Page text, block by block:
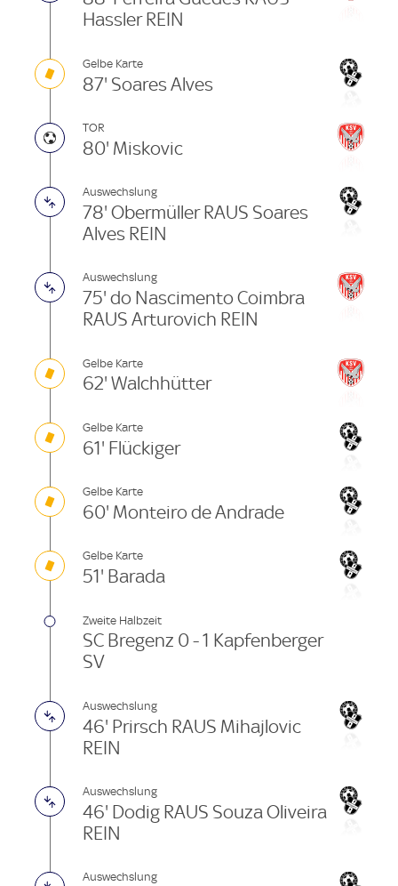
Hassler REIN
Gelbe Karte
87' Soares Alves
TOR
80' Miskovic
Auswechslung
78' Obermüller RAUS Soares
Alves REIN
Auswechslung
75' do Nascimento Coimbra
RAUS Arturovich REIN
Gelbe Karte
62' Walchhütter
Gelbe Karte
61' Flückiger
Gelbe Karte
60' Monteiro de Andrade
Gelbe Karte
51' Barada
Zweite Halbzeit
SC Bregenz 0 - 1 Kapfenberger
SV
Auswechslung
46' Prirsch RAUS Mihajlovic
REIN
Auswechslung
46' Dodig RAUS Souza Oliveira
REIN
Auswechslung